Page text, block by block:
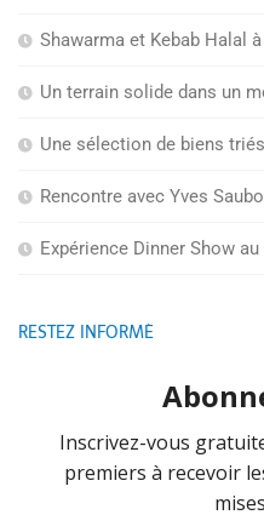
Shawarma et Kebab Halal
Un terrain solide dans un
Une sélection de biens
Rencontre avec Yves
Expérience Dinner Show
RESTEZ INFORMÉ